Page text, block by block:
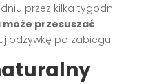
przez kilka tygodni.
przesuszać
odżywkę po zabiegu.